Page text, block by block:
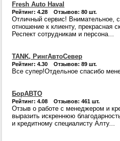
Fresh Auto Haval
Рейтинг: 4.28 Отзывов: 80 шт.
Отличный сервис! Внимательное,
отношение к клиенту, прекрасная
Респект сотрудникам и персона...
TANK, РингАвтоСевер
Рейтинг: 4.30 Отзывов: 89 шт.
Все супер!Отдельное спасибо
БорАВТО
Рейтинг: 4.08 Отзывов: 461 шт.
Отзыв о работе с менеджером и
выразить искреннюю
и кредитному специалисту Алту...